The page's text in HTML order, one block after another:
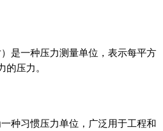
是一种压力测量单位，表示每平方
的压力。
种习惯压力单位，广泛用于工程和